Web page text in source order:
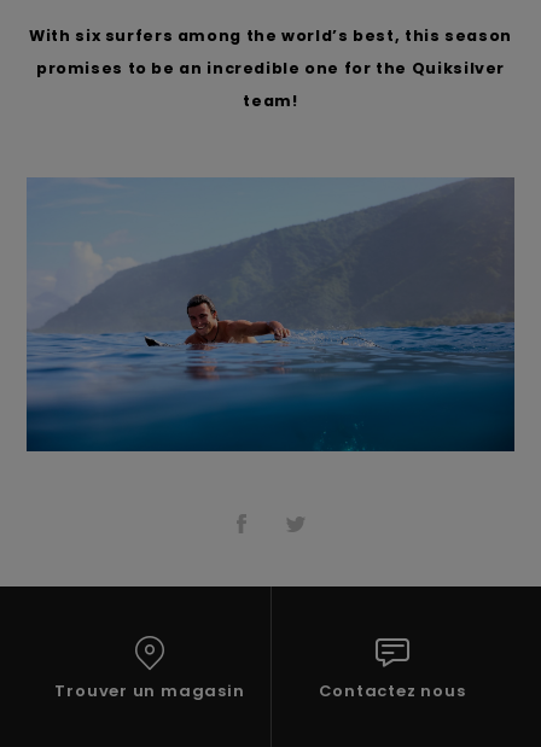
With six surfers among the world’s best, this season
promises to be an incredible one for the Quiksilver
team!
Trouver un magasin Contactez nous